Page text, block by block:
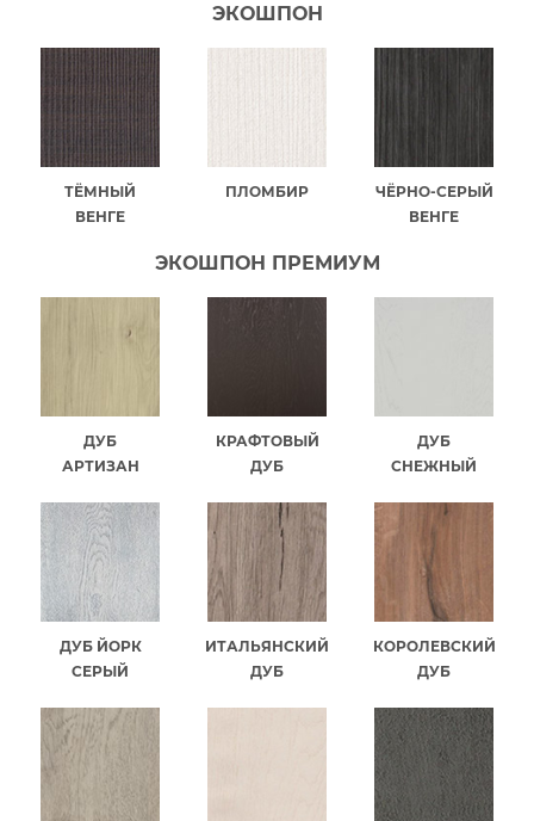
ЭКОШПОН
ТЁМНЫЙ
ВЕНГЕ
ПЛОМБИР
ЧЁРНО-СЕРЫЙ
ВЕНГЕ
ЭКОШПОН ПРЕМИУМ
ДУБ
АРТИЗАН
КРАФТОВЫЙ
ДУБ
ДУБ
СНЕЖНЫЙ
ДУБ ЙОРК
СЕРЫЙ
ИТАЛЬЯНСКИЙ
ДУБ
КОРОЛЕВСКИЙ
ДУБ